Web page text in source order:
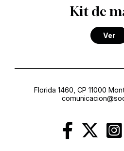
Kit de
Ver
Florida 1460, CP 11000